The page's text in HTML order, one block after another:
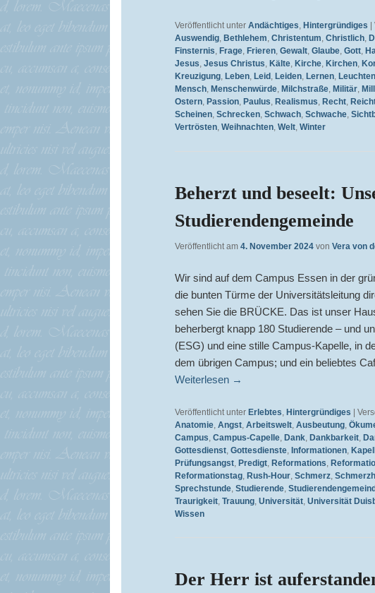
Veröffentlicht unter Andächtiges, Hintergründiges
Auswendig, Bethlehem, Christentum, Christlich,
Finsternis, Frage, Frieren, Gewalt, Glaube, Gott,
Jesus, Jesus Christus, Kälte, Kirche, Kirchen,
Kreuzigung, Leben, Leid , Leiden, Lernen, Leuchten
Mensch, Menschenwürde, Milchstraße, Militär,
Ostern, Passion, Paulus, Realismus, Recht,
Scheinen, Schrecken, Schwach, Schwache,
Vertrösten, Weihnachten, Welt, Winter
Beherzt und beseelt:
Studierendengemeinde
Veröffentlicht am 4. November 2024 von Vera von
Wir sind auf dem Campus Essen in der
die bunten Türme der Universitätsleitung
sehen Sie die BRÜCKE. Das ist unser
beherbergt knapp 180 Studierende – und
(ESG) und eine stille Campus-Kapelle, in
dem übrigen Campus; und ein beliebtes
Weiterlesen →
Veröffentlicht unter Erlebtes Hintergründiges |
Anatomie Angst Arbeitswelt Ausbeutung
Campus Campus-Capelle Dank Dankbarkeit
Gottesdienst Gottesdienste Informationen
Prüfungsangst Predigt Reformations
Reformationstag Rush-Hour Schmerz
Sprechstunde Studierende
Traurigkeit Trauung Universität Universität
Wissen
Der Herr ist